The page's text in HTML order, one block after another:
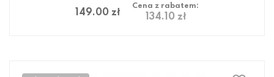
149.00 zł
Cena z rabatem:
134.10 zł